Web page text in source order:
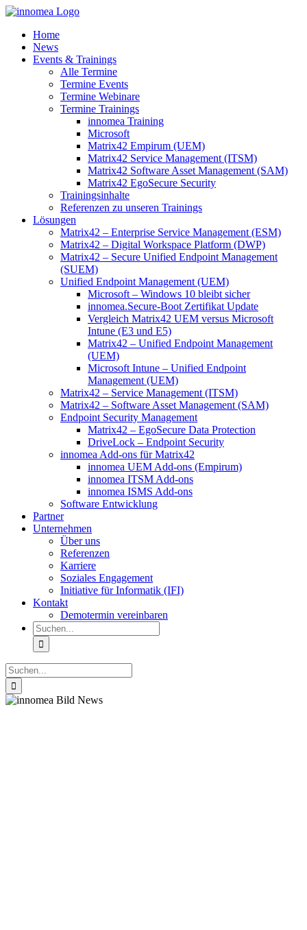
Zum
springenHome
News
Events & Trainings
Alle Termine
Termine Events
Termine Webinare
Termine Trainings
innomea Training
Microsoft
Matrix42 Empirum (UEM)
Matrix42 Service Management (ITSM)
Matrix42 Software Asset Management (SAM)
Matrix42 EgoSecure Security
Trainingsinhalte
Referenzen zu unseren Trainings
Lösungen
Matrix42 – Enterprise Service Management (ESM)
Matrix42 – Digital Workspace Platform (DWP)
Matrix42 – Secure Unified Endpoint Management
(SUEM)
Unified Endpoint Management (UEM)
Microsoft – Windows 10 bleibt sicher
innomea.Secure-Boot Zertifikat Update
Vergleich Matrix42 UEM versus Microsoft
Intune (E3 und E5)
Matrix42 – Unified Endpoint Management
(UEM)
Microsoft Intune – Unified Endpoint
Management (UEM)
Matrix42 – Service Management (ITSM)
Matrix42 – Software Asset Management (SAM)
Endpoint Security Management
Matrix42 – EgoSecure Data Protection
DriveLock – Endpoint Security
innomea Add-ons für Matrix42
innomea UEM Add-ons (Empirum)
innomea ITSM Add-ons
innomea ISMS Add-ons
Software Entwicklung
Partner
Unternehmen
Über uns
Referenzen
Karriere
Soziales Engagement
Initiative für Informatik (IFI)
Kontakt
Demotermin vereinbaren
Suche
nach:
Suche
nach: